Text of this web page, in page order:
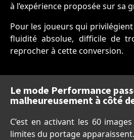
à l’expérience proposée sur sa
Pour les joueurs qui
fluidité absolue, difficile de
reprocher à cette conversion.
Le mode Performance
malheureusement à côté
C’est en activant les 60
limites du portage apparaissent.